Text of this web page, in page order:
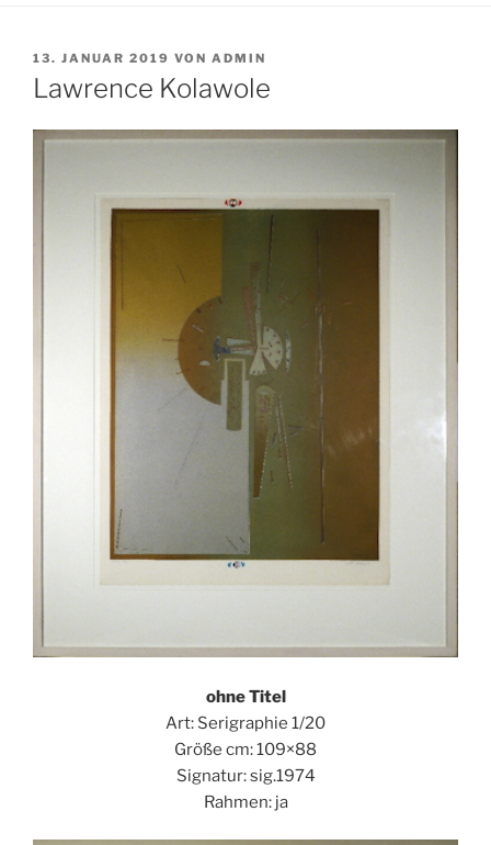
VERÖFFENTLICHT
AM
13. JANUAR 2019 VON ADMIN
Lawrence Kolawole
ohne Titel
Art: Serigraphie 1/20
Größe cm: 109×88
Signatur: sig.1974
Rahmen: ja